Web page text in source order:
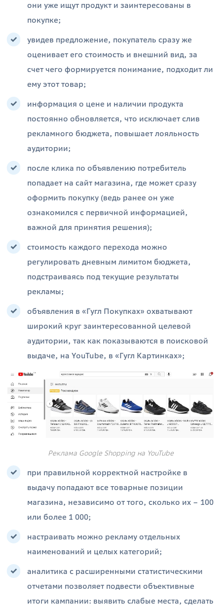
они уже ищут продукт и заинтересованы в
покупке;
увидев предложение, покупатель сразу же
оценивает его стоимость и внешний вид, за
счет чего формируется понимание, подходит ли
ему этот товар;
информация о цене и наличии продукта
постоянно обновляется, что исключает слив
рекламного бюджета, повышает лояльность
аудитории;
после клика по объявлению потребитель
попадает на сайт магазина, где может сразу
оформить покупку (ведь ранее он уже
ознакомился с первичной информацией,
важной для принятия решения);
стоимость каждого перехода можно
регулировать дневным лимитом бюджета,
подстраиваясь под текущие результаты
рекламы;
объявления в «Гугл Покупках» охватывают
широкий круг заинтересованной целевой
аудитории, так как показываются в поисковой
выдаче, на YouTube, в «Гугл Картинках»;
Реклама Google Shopping на YouTube
при правильной корректной настройке в
выдачу попадают все товарные позиции
магазина, независимо от того, сколько их – 100
или более 1 000;
настраивать можно рекламу отдельных
наименований и целых категорий;
аналитика с расширенными статистическими
отчетами позволяет подвести объективные
итоги кампании: выявить слабые места, сделать